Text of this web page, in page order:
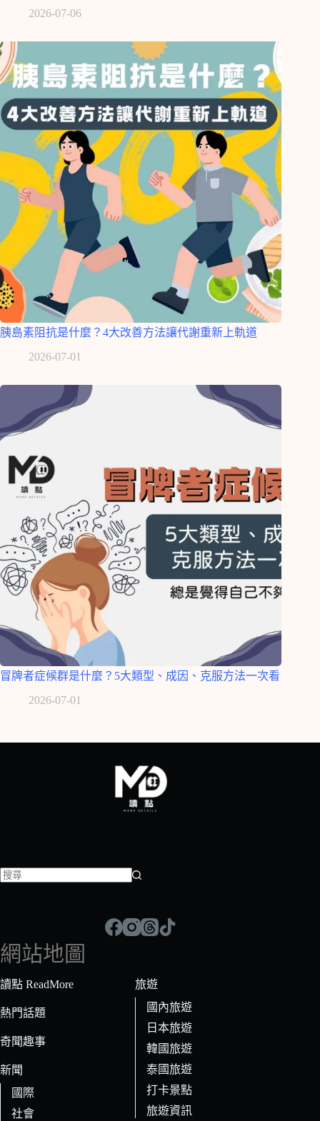
2026-07-06
胰島素阻抗是什麼？4大改善方法讓代謝重新上軌道
2026-07-01
冒牌者症候群是什麼？5大類型、成因、克服方法一次看
2026-07-01
符
合
條
的
果
網站地圖
讀點 ReadMore
熱門話題
奇聞趣事
新聞
國際
社會
旅遊
國內旅遊
日本旅遊
韓國旅遊
泰國旅遊
打卡景點
旅遊資訊